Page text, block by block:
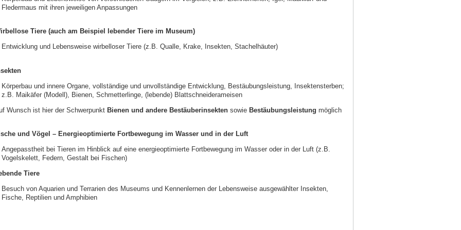
Fledermaus mit ihren jeweiligen Anpassungen
Tiere (auch am Beispiel lebender Tiere im Museum)
Entwicklung und Lebensweise wirbelloser Tiere (z.B. Qualle, Krake, Insekten, Stachelhäuter)
Körperbau und innere Organe, vollständige und unvollständige Entwicklung, Bestäubungsleistung, Insektensterben;
z.B. Maikäfer (Modell), Bienen, Schmetterlinge, (lebende) Blattschneiderameisen
Wunsch ist hier der Schwerpunkt Bienen und andere Bestäuberinsekten sowieBestäubungsleistung möglich
und Vögel – Energieoptimierte Fortbewegung im Wasser und in der Luft
Angepasstheit bei Tieren im Hinblick auf eine energieoptimierte Fortbewegung im Wasser oder in der Luft (z.B.
Vogelskelett, Federn, Gestalt bei Fischen)
Tiere
Besuch von Aquarien und Terrarien des Museums und Kennenlernen der Lebensweise ausgewählter Insekten,
Fische, Reptilien und Amphibien